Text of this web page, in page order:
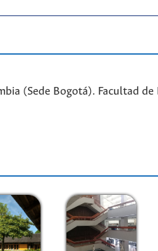
(Sede Bogotá). Facultad de